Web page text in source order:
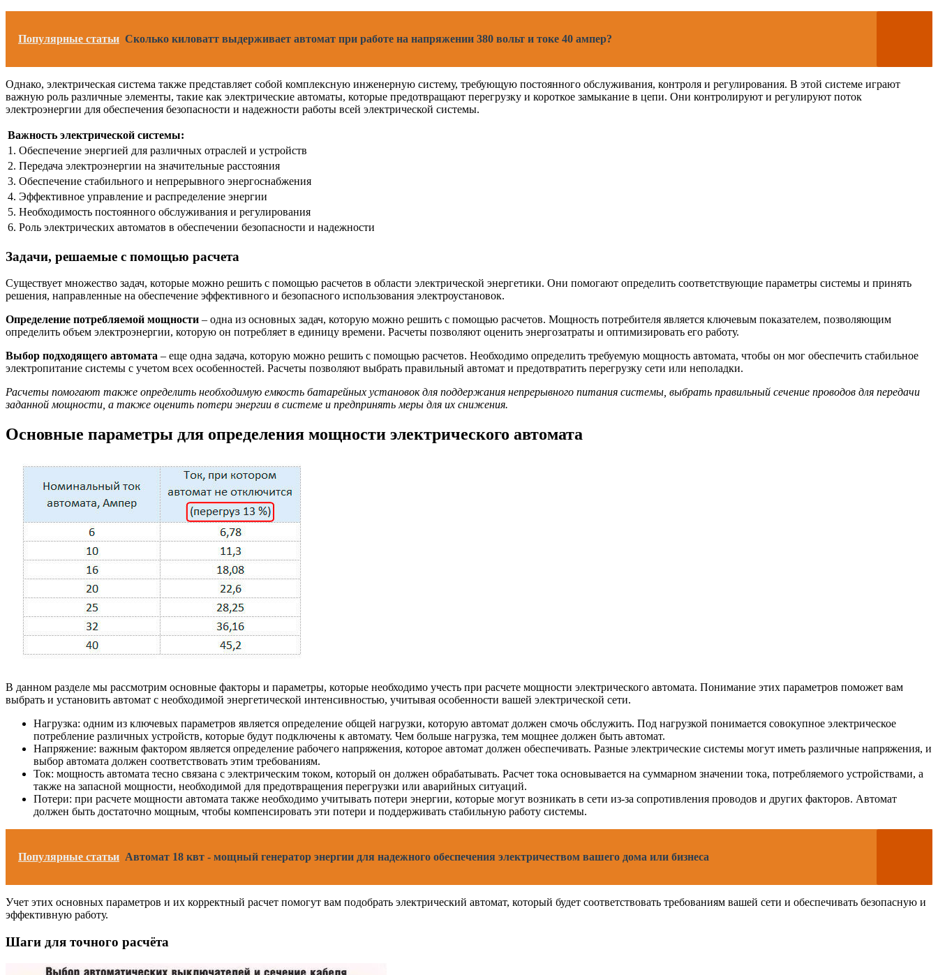
Популярные статьи Сколько киловатт выдерживает автомат при работе на напряжении 380 вольт и токе 40 ампер?
Однако, электрическая система также представляет собой комплексную инженерную систему, требующую постоянного обслуживания, контроля и регулирования. В этой системе играют
важную роль различные элементы, такие как электрические автоматы, которые предотвращают перегрузку и короткое замыкание в цепи. Они контролируют и регулируют поток
электроэнергии для обеспечения безопасности и надежности работы всей электрической системы.
Важность электрической системы:
1. Обеспечение энергией для различных отраслей и устройств
2. Передача электроэнергии на значительные расстояния
3. Обеспечение стабильного и непрерывного энергоснабжения
4. Эффективное управление и распределение энергии
5. Необходимость постоянного обслуживания и регулирования
6. Роль электрических автоматов в обеспечении безопасности и надежности
Задачи, решаемые с помощью расчета
Существует множество задач, которые можно решить с помощью расчетов в области электрической энергетики. Они помогают определить соответствующие параметры системы и принять
решения, направленные на обеспечение эффективного и безопасного использования электроустановок.
Определение потребляемой мощности – одна из основных задач, которую можно решить с помощью расчетов. Мощность потребителя является ключевым показателем, позволяющим
определить объем электроэнергии, которую он потребляет в единицу времени. Расчеты позволяют оценить энергозатраты и оптимизировать его работу.
Выбор подходящего автомата – еще одна задача, которую можно решить с помощью расчетов. Необходимо определить требуемую мощность автомата, чтобы он мог обеспечить стабильное
электропитание системы с учетом всех особенностей. Расчеты позволяют выбрать правильный автомат и предотвратить перегрузку сети или неполадки.
Расчеты помогают также определить необходимую емкость батарейных установок для поддержания непрерывного питания системы, выбрать правильный сечение проводов для передачи
заданной мощности, а также оценить потери энергии в системе и предпринять меры для их снижения.
Основные параметры для определения мощности электрического автомата
В данном разделе мы рассмотрим основные факторы и параметры, которые необходимо учесть при расчете мощности электрического автомата. Понимание этих параметров поможет вам
выбрать и установить автомат с необходимой энергетической интенсивностью, учитывая особенности вашей электрической сети.
Нагрузка: одним из ключевых параметров является определение общей нагрузки, которую автомат должен смочь обслужить. Под нагрузкой понимается совокупное электрическое
потребление различных устройств, которые будут подключены к автомату. Чем больше нагрузка, тем мощнее должен быть автомат.
Напряжение: важным фактором является определение рабочего напряжения, которое автомат должен обеспечивать. Разные электрические системы могут иметь различные напряжения, и
выбор автомата должен соответствовать этим требованиям.
Ток: мощность автомата тесно связана с электрическим током, который он должен обрабатывать. Расчет тока основывается на суммарном значении тока, потребляемого устройствами, а
также на запасной мощности, необходимой для предотвращения перегрузки или аварийных ситуаций.
Потери: при расчете мощности автомата также необходимо учитывать потери энергии, которые могут возникать в сети из-за сопротивления проводов и других факторов. Автомат
должен быть достаточно мощным, чтобы компенсировать эти потери и поддерживать стабильную работу системы.
Популярные статьи Автомат 18 квт - мощный генератор энергии для надежного обеспечения электричеством вашего дома или бизнеса
Учет этих основных параметров и их корректный расчет помогут вам подобрать электрический автомат, который будет соответствовать требованиям вашей сети и обеспечивать безопасную и
эффективную работу.
Шаги для точного расчёта